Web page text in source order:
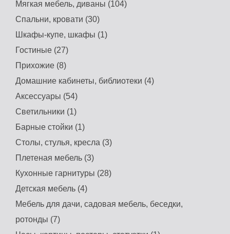
Мягкая мебель, диваны (104)
Спальни, кровати (30)
Шкафы-купе, шкафы (1)
Гостиные (27)
Прихожие (8)
Домашние кабинеты, библиотеки (4)
Аксессуары (54)
Светильники (1)
Барные стойки (1)
Столы, стулья, кресла (3)
Плетеная мебель (3)
Кухонные гарнитуры (28)
Детская мебель (4)
Мебель для дачи, садовая мебель, беседки,
ротонды (7)